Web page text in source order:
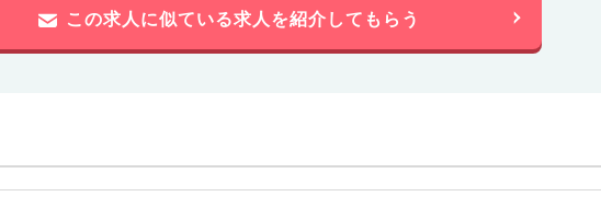
この求人に似ている求人を紹介してもらう